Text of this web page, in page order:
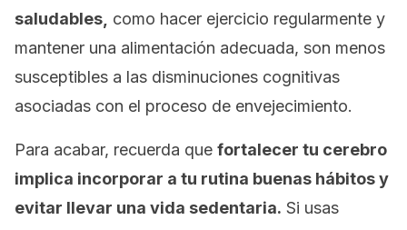
saludables, como hacer ejercicio regularmente y
mantener una alimentación adecuada, son menos
susceptibles a las disminuciones cognitivas
asociadas con el proceso de envejecimiento.
Para acabar, recuerda que fortalecer tu cerebro
implica incorporar a tu rutina buenas hábitos y
evitar llevar una vida sedentaria. Si usas